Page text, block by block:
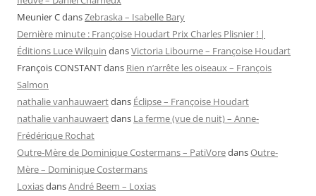
Meunier CdansZebraska – Isabelle Bary
Dernière minute : Françoise Houdart Prix Charles Plisnier ! |
Éditions Luce Wilquin dansVictoria Libourne – Françoise Houdart
François CONSTANTdans Rien n’arrête les oiseaux – François
Salmon
nathalie vanhauwaertdans Éclipse – Françoise Houdart
nathalie vanhauwaertdans La ferme (vue de nuit) – Anne-
Frédérique Rochat
Outre-Mère de Dominique Costermans – PatiVoredansOutre-
Mère – Dominique Costermans
LoxiasdansAndré Beem – Loxias